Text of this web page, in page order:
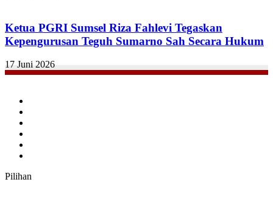
Ketua PGRI Sumsel Riza Fahlevi Tegaskan
Kepengurusan Teguh Sumarno Sah Secara Hukum
17 Juni 2026
Pilihan